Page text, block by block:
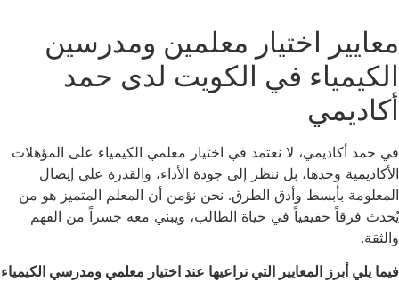
معايير اختيار معلمين ومدرسين
الكيمياء في الكويت لدى حمد
أكاديمي
في حمد أكاديمي، لا نعتمد في اختيار معلمي الكيمياء على المؤهلات
الأكاديمية وحدها، بل ننظر إلى جودة الأداء، والقدرة على إيصال
المعلومة بأبسط وأدق الطرق. نحن نؤمن أن المعلم المتميز هو من
يُحدث فرقاً حقيقياً في حياة الطالب، ويبني معه جسراً من الفهم
والثقة.
فيما يلي أبرز المعايير التي نراعيها عند اختيار معلمي ومدرسي الكيمياء